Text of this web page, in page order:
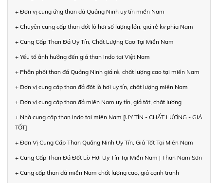
+ Đơn vị cung ứng than đá Quảng Ninh uy tín miền Nam
+ Chuyên cung cấp than đốt lò hơi số lượng lớn, giá rẻ kv phía Nam
+ Cung Cấp Than Đá Uy Tín, Chất Lượng Cao Tại Miền Nam
+ Yếu tố ảnh hưởng đến giá than Indo tại Việt Nam
+ Phân phối than đá Quảng Ninh giá rẻ, chất lượng cao tại miền Nam
+ Đơn vị cung cấp than đá đốt lò hơi uy tín, chất lượng miền Nam
+ Đơn vị cung cấp than đá miền Nam uy tín, giá tốt, chất lượng
+ Nhà cung cấp than Indo tại miền Nam [UY TÍN - CHẤT LƯỢNG - GIÁ
TỐT]
+ Đơn Vị Cung Cấp Than Quảng Ninh Uy Tín, Giá Tốt Tại Miền Nam
+ Cung Cấp Than Đá Đốt Lò Hơi Uy Tín Tại Miền Nam | Than Nam Sơn
+ Cung cấp than đá miền Nam chất lượng cao, giá cạnh tranh